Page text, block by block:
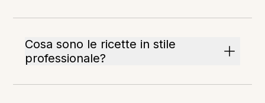
Cosa sono le ricette in stile
professionale?